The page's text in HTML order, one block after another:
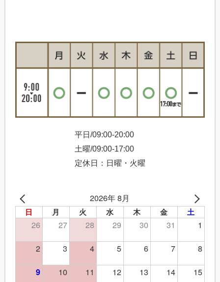
平日/09:00-20:00
土曜/09:00-17:00
定休日：日曜・火曜
2026年 8月
日 月 火 水 木 金 土
26 27 28 29 30 31
1
2
3 4 5 6 7 8
9 10 11 12 13 14
15